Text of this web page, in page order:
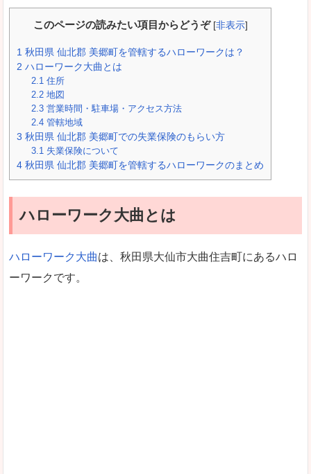
このページの読みたい項目からどうぞ [非表示]
1 秋田県 仙北郡 美郷町を管轄するハローワークは？
2 ハローワーク大曲とは
2.1 住所
2.2 地図
2.3 営業時間・駐車場・アクセス方法
2.4 管轄地域
3 秋田県 仙北郡 美郷町での失業保険のもらい方
3.1 失業保険について
4 秋田県 仙北郡 美郷町を管轄するハローワークのまとめ
ハローワーク大曲とは
ハローワーク大曲は、秋田県大仙市大曲住吉町にあるハロ
ーワークです。